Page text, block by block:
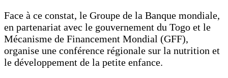
Face à ce constat, le Groupe de la Banque mondiale,
en partenariat avec le gouvernement du Togo et le
Mécanisme de Financement Mondial (GFF),
organise une conférence régionale sur la nutrition et
le développement de la petite enfance.